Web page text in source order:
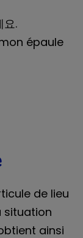
요.
épaule
de lieu
situation
ainsi